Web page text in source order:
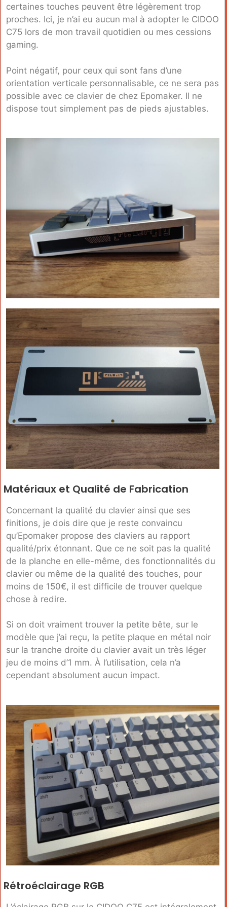
certaines touches peuvent être légèrement trop
proches. Ici, je n’ai eu aucun mal à adopter le CIDOO
C75 lors de mon travail quotidien ou mes cessions
gaming.
Point négatif, pour ceux qui sont fans d’une
orientation verticale personnalisable, ce ne sera pas
possible avec ce clavier de chez Epomaker. Il ne
dispose tout simplement pas de pieds ajustables.
Matériaux et Qualité de Fabrication
Concernant la qualité du clavier ainsi que ses
finitions, je dois dire que je reste convaincu
qu’Epomaker propose des claviers au rapport
qualité/prix étonnant. Que ce ne soit pas la qualité
de la planche en elle-même, des fonctionnalités du
clavier ou même de la qualité des touches, pour
moins de 150€, il est difficile de trouver quelque
chose à redire.
Si on doit vraiment trouver la petite bête, sur le
modèle que j’ai reçu, la petite plaque en métal noir
sur la tranche droite du clavier avait un très léger
jeu de moins d’1 mm. À l’utilisation, cela n’a
cependant absolument aucun impact.
Rétroéclairage RGB